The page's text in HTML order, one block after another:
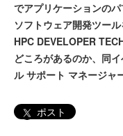
でアプリケーションの
ソフトウェア開発ツー
HPC DEVELOPER
どころがあるのか、同
ル サポート マネージャ
ポスト